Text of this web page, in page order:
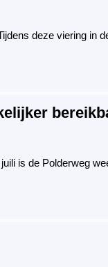
deze viering
is de Polderweg